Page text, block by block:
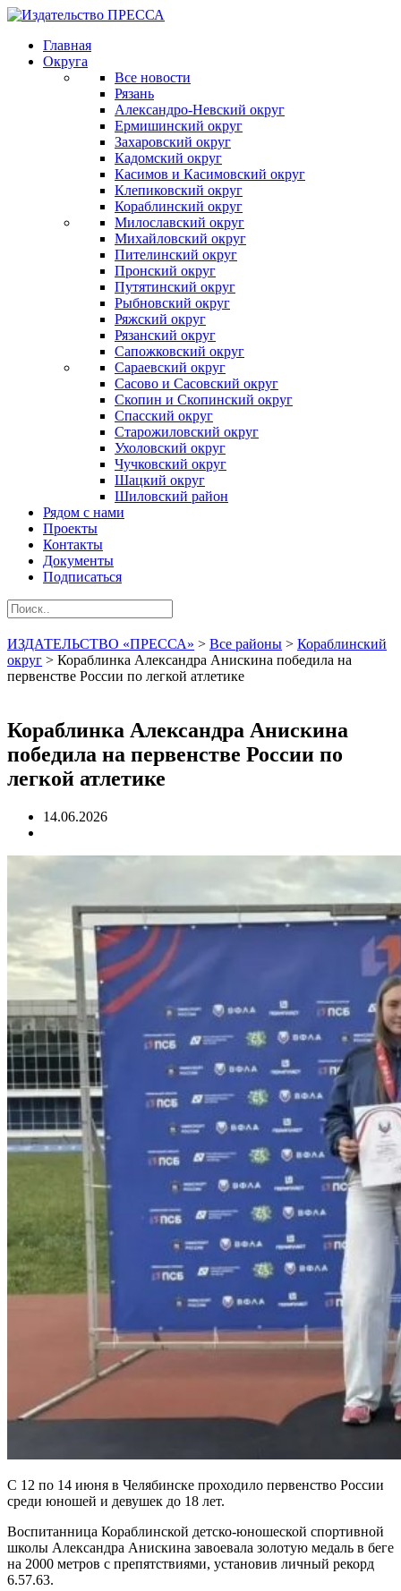
Главная
Округа
Все новости
Рязань
Александро-Невский округ
Ермишинский округ
Захаровский округ
Кадомский округ
Касимов и Касимовский округ
Клепиковский округ
Кораблинский округ
Милославский округ
Михайловский округ
Пителинский округ
Пронский округ
Путятинский округ
Рыбновский округ
Ряжский округ
Рязанский округ
Сапожковский округ
Сараевский округ
Сасово и Сасовский округ
Скопин и Скопинский округ
Спасский округ
Старожиловский округ
Ухоловский округ
Чучковский округ
Шацкий округ
Шиловский район
Рядом с нами
Проекты
Контакты
Документы
Подписаться
ИЗДАТЕЛЬСТВО «ПРЕССА» > Все районы > Кораблинский
округ > Кораблинка Александра Анискина победила на
первенстве России по легкой атлетике
Кораблинка Александра Анискина
победила на первенстве России по
легкой атлетике
14.06.2026
С 12 по 14 июня в Челябинске проходило первенство России
среди юношей и девушек до 18 лет.
Воспитанница Кораблинской детско-юношеской спортивной
школы Александра Анискина завоевала золотую медаль в беге
на 2000 метров с препятствиями, установив личный рекорд
6.57.63.